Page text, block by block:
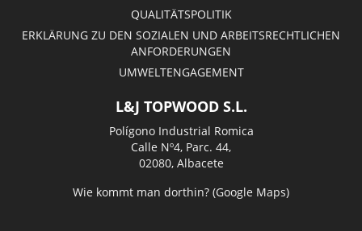
QUALITÄTSPOLITIK
ERKLÄRUNG ZU DEN SOZIALEN UND ARBEITSRECHTLICHEN
ANFORDERUNGEN
UMWELTENGAGEMENT
L&J TOPWOOD S.L.
Polígono Industrial Romica
Calle Nº4, Parc. 44,
02080, Albacete
Wie kommt man dorthin? (Google Maps)